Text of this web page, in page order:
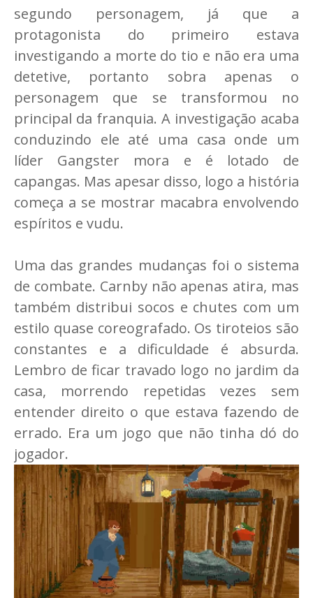
segundo personagem, já que a
protagonista do primeiro estava
investigando a morte do tio e não era uma
detetive, portanto sobra apenas o
personagem que se transformou no
principal da franquia. A investigação acaba
conduzindo ele até uma casa onde um
líder Gangster mora e é lotado de
capangas. Mas apesar disso, logo a história
começa a se mostrar macabra envolvendo
espíritos e vudu.
Uma das grandes mudanças foi o sistema
de combate. Carnby não apenas atira, mas
também distribui socos e chutes com um
estilo quase coreografado. Os tiroteios são
constantes e a dificuldade é absurda.
Lembro de ficar travado logo no jardim da
casa, morrendo repetidas vezes sem
entender direito o que estava fazendo de
errado. Era um jogo que não tinha dó do
jogador.